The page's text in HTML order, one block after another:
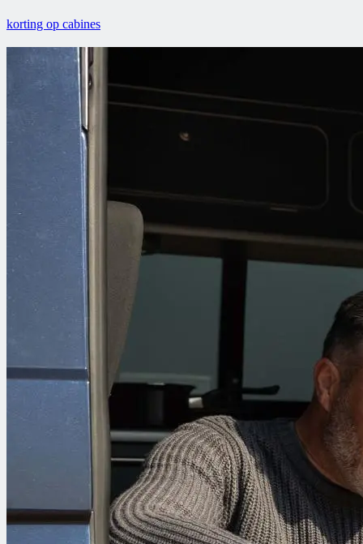
korting op cabines